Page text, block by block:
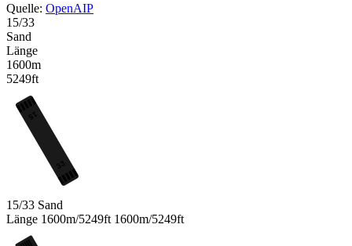
Quelle: OpenAIP
15/33
Sand
Länge
1600m
5249ft
33
15
15/33 Sand
Länge 1600m/5249ft 1600m/5249ft